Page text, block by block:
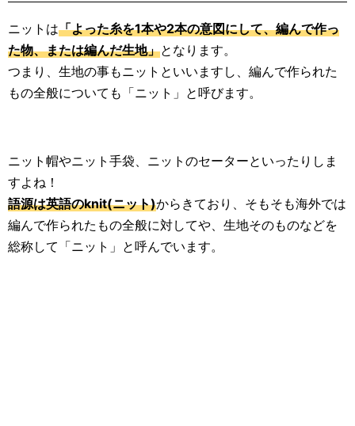
ニットは「よった糸を1本や2本の意図にして、編んで作っ
た物、または編んだ生地」となります。
つまり、生地の事もニットといいますし、編んで作られた
もの全般についても「ニット」と呼びます。
ニット帽やニット手袋、ニットのセーターといったりしま
すよね！
語源は英語のknit(ニット)からきており、そもそも海外では
編んで作られたもの全般に対してや、生地そのものなどを
総称して「ニット」と呼んでいます。
動物雑学
歴史雑学
生活雑学